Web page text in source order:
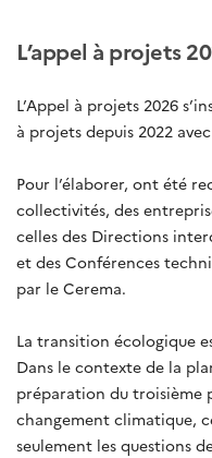
L’appel à projets
L’Appel à projets 2026
à projets depuis 2022
Pour l’élaborer, ont été
collectivités, des
celles des Directions
et des Conférences
par le Cerema.
La transition écologique
Dans le contexte de la
préparation du troisième
changement climatique,
seulement les questions